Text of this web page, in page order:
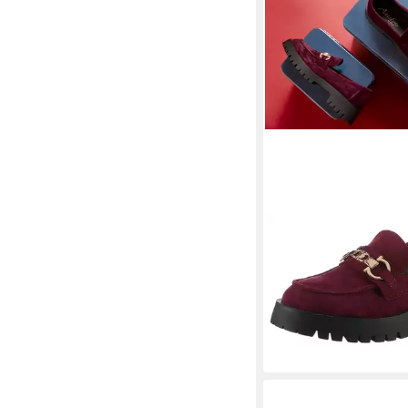
ANISTON SHOES
Halbschuh mit
ab 35,47 €
UVP49,99 €
-29%